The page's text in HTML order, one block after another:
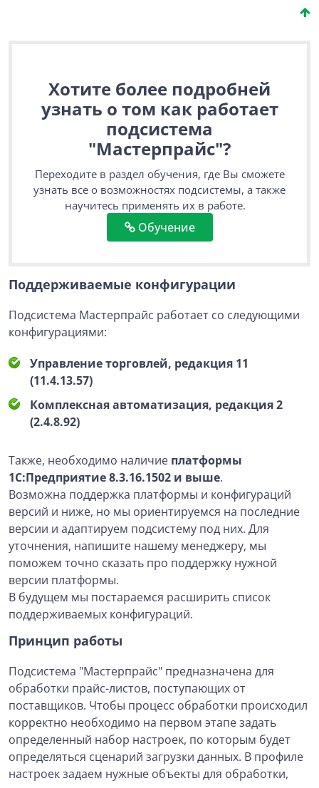
Хотите более подробней
узнать о том как работает
подсистема
"Мастерпрайс"?
Переходите в раздел обучения, где Вы сможете
узнать все о возможностях подсистемы, а также
научитесь применять их в работе.
Обучение
Поддерживаемые конфигурации
Подсистема Мастерпрайс работает со следующими
конфигурациями:
Управление торговлей, редакция 11
(11.4.13.57)
Комплексная автоматизация, редакция 2
(2.4.8.92)
Также, необходимо наличие платформы
1С:Предприятие 8.3.16.1502 и выше.
Возможна поддержка платформы и конфигураций
версий и ниже, но мы ориентируемся на последние
версии и адаптируем подсистему под них. Для
уточнения, напишите нашему менеджеру, мы
поможем точно сказать про поддержку нужной
версии платформы.
В будущем мы постараемся расширить список
поддерживаемых конфигураций.
Принцип работы
Подсистема "Мастерпрайс" предназначена для
обработки прайс-листов, поступающих от
поставщиков. Чтобы процесс обработки происходил
корректно необходимо на первом этапе задать
определенный набор настроек, по которым будет
определяться сценарий загрузки данных. В профиле
настроек задаем нужные объекты для обработки,